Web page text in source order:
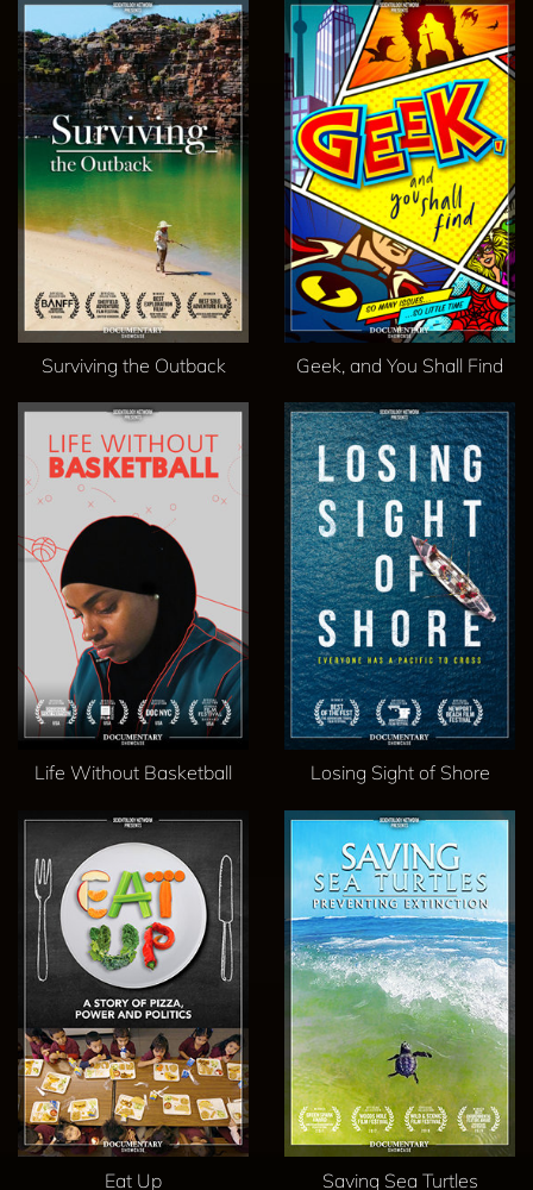
Surviving the Outback Geek, and You Shall Find
Life Without Basketball Losing Sight of Shore
Eat Up Saving Sea Turtles